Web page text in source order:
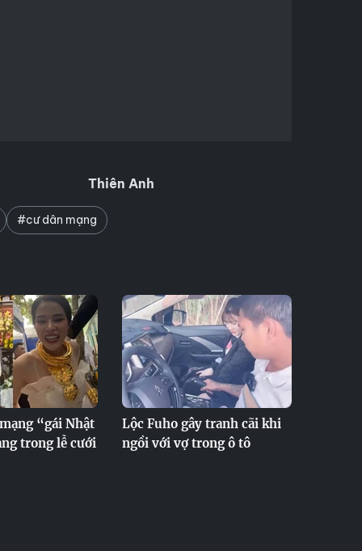
Thiên Anh
#cư dân mạng
“gái Nhật
trong lễ cưới
Lộc Fuho gây tranh cãi khi
ngồi với vợ trong ô tô